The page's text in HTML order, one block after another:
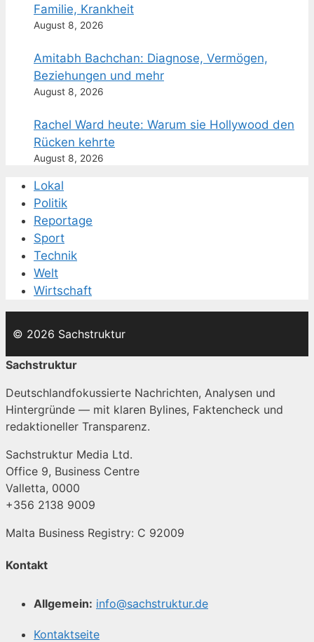
Familie, Krankheit
August 8, 2026
Amitabh Bachchan: Diagnose, Vermögen,
Beziehungen und mehr
August 8, 2026
Rachel Ward heute: Warum sie Hollywood den
Rücken kehrte
August 8, 2026
Lokal
Politik
Reportage
Sport
Technik
Welt
Wirtschaft
© 2026 Sachstruktur
Sachstruktur
Deutschlandfokussierte Nachrichten, Analysen und
Hintergründe — mit klaren Bylines, Faktencheck und
redaktioneller Transparenz.
Sachstruktur Media Ltd.
Office 9, Business Centre
Valletta, 0000
+356 2138 9009
Malta Business Registry: C 92009
Kontakt
Allgemein: info@sachstruktur.de
Kontaktseite